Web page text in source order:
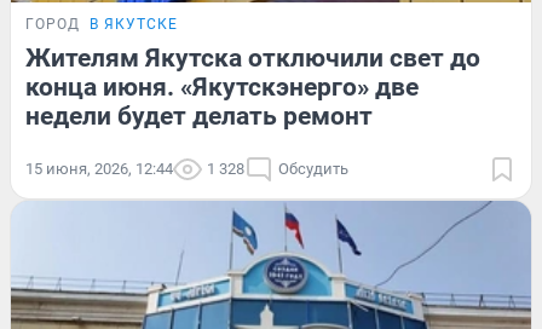
ГОРОД В ЯКУТСКЕ
Жителям Якутска отключили свет до
конца июня. «Якутскэнерго» две
недели будет делать ремонт
15 июня, 2026, 12:44 1 328 Обсудить